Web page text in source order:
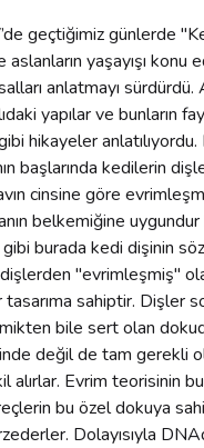
imkanlarının kısıtlı olduğu bölgelerde uzun köpek dişlerine sahip kedilerin hayatta kalma ihtimali artabilir ve kedi popülasyonun köpek dişi uzunluğu ortalaması giderek artabilir. Belki bir dönem sonra kısa köpek dişli kediler tamamen ortadan kalkabilirler de. Ancak dikkat edilirse bu örnekte uzun köpek diş, kedilerde en baştan beri bulunmaktadır. Söz konusu seçilim uzun ve kısa dişe zaten sahip olan kedilerin oluşturduğu gen havuzu içinde gerçekleşmekte; bilgide de bir ‘artış’ değil ‘elenme’ görülmektedir. Mesele, zaten diş sahibi kedilerin nasıl seçildiği değil, dişin nasıl ortaya çıktığı meselesidir. Ve doğal seleksiyon bu dişi kodlayan genetik bilginin kökenini açıklayamamaktadır. Discovery Channel TV elbette köpek dişlerinin rasgele mutasyonlar ve doğal seleksiyonla açıklanamayacağının farkındadır. Bu yüzden bu konulara hiç girmemekte ve ‘özel görevler üstlenen ve avın cinsine göre evrimleşmiş dişler’ gibi yüzeysel kavramlarla konuyu geçiştirmeye çalışmaktadır. Oysa bu kavramlar da durumu kurtarmaya yetmemektedir. Çünkü bir organizmanın, avının yapısına, dolayısıyla kendi ihtiyaçlarına göre özel görevler yerine getirebilecek dişler evrimleştirmesi mümkün değildir. Ünlü evrimci Douglas Futuyama bu konuda şunları ifade etmektedir:"Türlerin uyumsal ‘ihtiyaçları’ uyumlandırıcı bir mutasyonun ortaya çıkacağı ihtimalini yükseltmez; mutasyonlar o anın uyumsal ihtiyaçlarına yönelmiş değildir. Mutasyonların sebepleri vardır, ancak türlerin uyum sağlama ihtiyaçları bunlardan biri değildir" Futuyama’nın sözleri Discovery Channel TV veya National Geographic TV gibi popüler Darwinist televizyon kanallarındaki belgesellerde ısrarla anlatılan evrim masallarını topluca çürüten bir gerçeğe işaret etmektedir. Bu masalların ortak özelliği, canlıların içinde bulundukları ortam nedeniyle duydukları ihtiyaçları belirtmek sonra da, bu ihtiyaçlar nedeniyle şu veya bu organı "geliştirdiklerini" anlatmaktır. Oysaki ihtiyaçlar, yeni organlar, yeni sistemler meydana getirmez. Bu, "çöldeki susuzluk nedeniyle, arabalar hava soğutmalı motorlar geliştirdiler" demek gibi bir safsatadır: Hava soğutmalı motorlar kendiliğinden "gelişmemiş", II. Dünya Savaşı"nda Kuzey Afrika çöllerindeki zorluk üzerine Alman mühendislerce bilinçli bir tasarımla geliştirilmiştir. Doğadaki canlıların organları da "ihtiyaç" üzerine